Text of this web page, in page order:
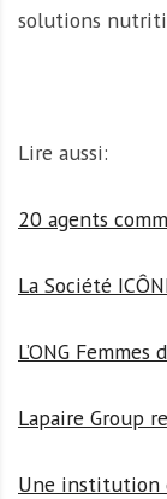
solutions
Lire aussi:
20 agents
La Société
L’ONG
Lapaire Group
Une institution